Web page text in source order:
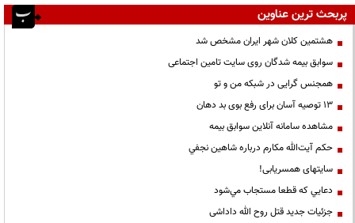
پربحث ترین عناوین
هشتمین کلان شهر ایران مشخص شد
سوابق بیمه شدگان روی سایت تامین اجتماعی
همجنس گرایی در شبکه من و تو
13 توصیه آسان برای رفع بوی بد دهان
مشاهده سامانه آنلاين سوابق بیمه
حكم آيت‌الله مكارم درباره شاهين نجفي
سایتهای همسریابی!
دعايي كه قطعا مستجاب مي‌شود
جزئیات جدید قتل روح الله داداشی